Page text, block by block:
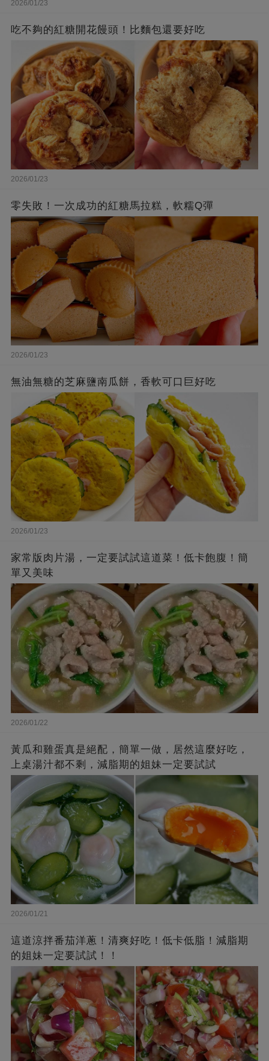
2026/01/23
吃不夠的紅糖開花饅頭！比麵包還要好吃
2026/01/23
零失敗！一次成功的紅糖馬拉糕，軟糯Q彈
2026/01/23
無油無糖的芝麻鹽南瓜餅，香軟可口巨好吃
2026/01/23
家常版肉片湯，一定要試試這道菜！低卡飽腹！簡
單又美味
2026/01/22
黃瓜和雞蛋真是絕配，簡單一做，居然這麼好吃，
上桌湯汁都不剩，減脂期的姐妹一定要試試
2026/01/21
這道涼拌番茄洋蔥！清爽好吃！低卡低脂！減脂期
的姐妹一定要試試！！